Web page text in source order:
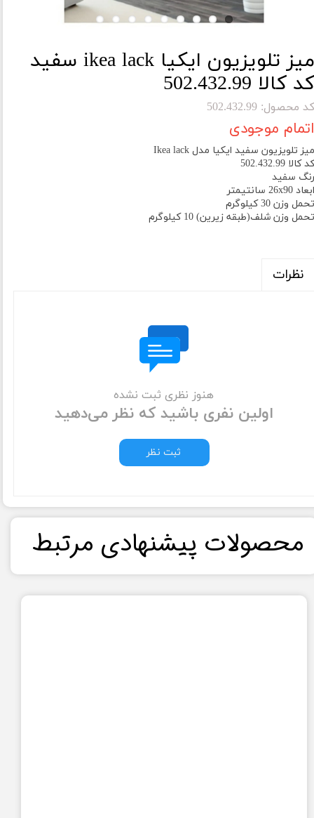
میز تلویزیون ایکیا ikea lack سفید
کد کالا 502.432.99
کد محصول: 502.432.99
اتمام موجودی
میز تلویزیون سفید ایکیا مدل Ikea lack
کد کالا 502.432.99
رنگ سفید
ابعاد 26x90 سانتیمتر
تحمل وزن 30 کیلوگرم
تحمل وزن شلف(طبقه زیرین) 10 کیلوگرم
نظرات
هنوز نظری ثبت نشده
اولین نفری باشید که نظر می‌دهید
ثبت نظر
​محصولات پیشنهادی مرتبط​​​​​​​